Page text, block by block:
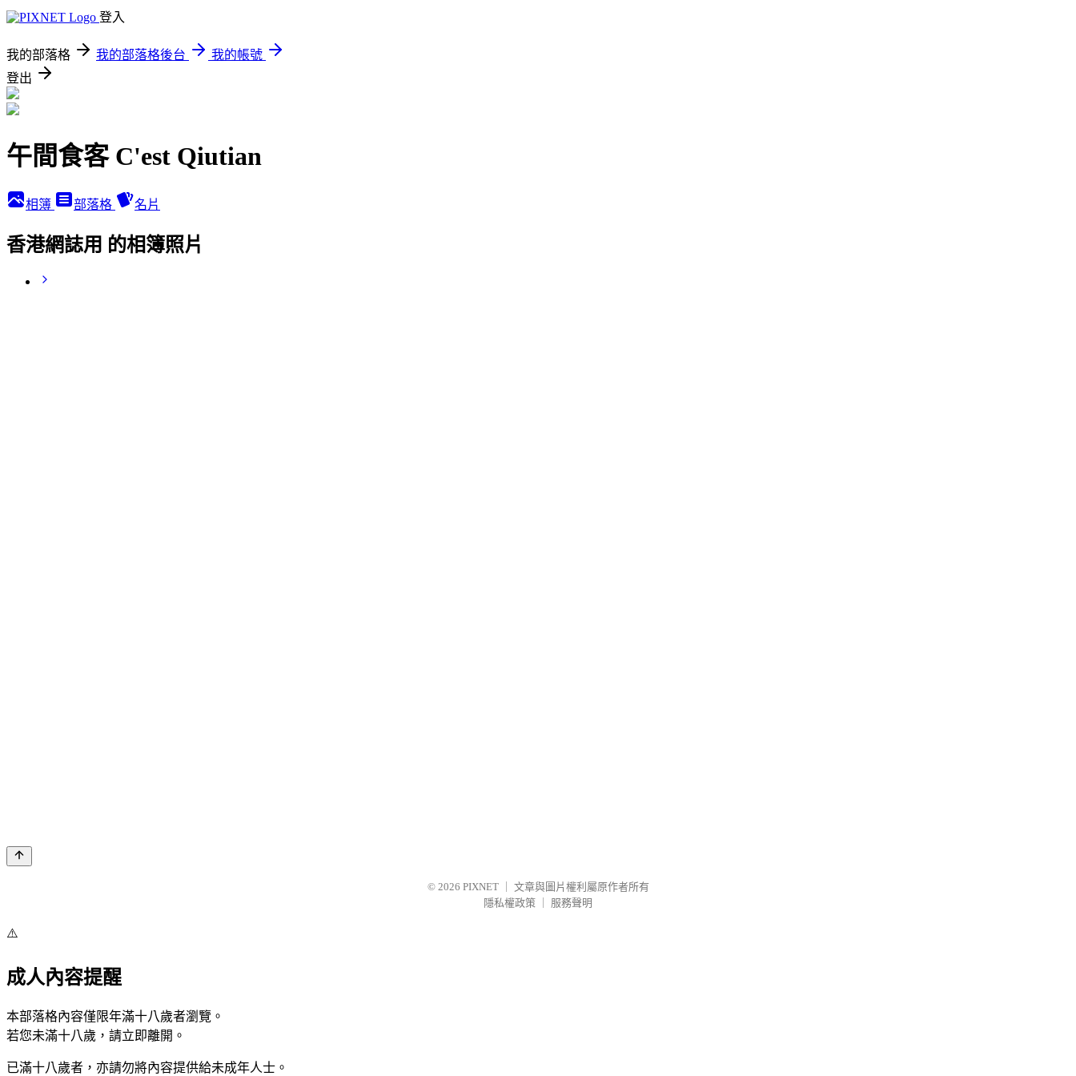
登入
我的部落格 我的部落格後台
我的帳號
登出
午間食客 C'est Qiutian
相簿 部落格 名片
香港網誌用 的相簿照片
© 2026 PIXNET
文章與圖片權利屬原作者所有
隱私權政策
服務聲明
⚠️
成人內容提醒
本部落格內容僅限年滿十八歲者瀏覽。
若您未滿十八歲，請立即離開。
已滿十八歲者，亦請勿將內容提供給未成年人士。